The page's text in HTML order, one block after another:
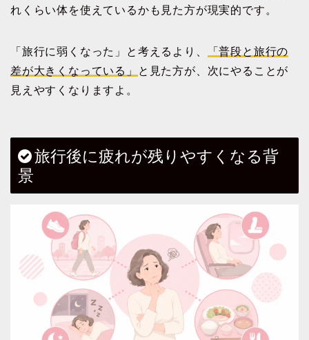
れくらい体を使えているかも見た方が現実的です。
「旅行に弱くなった」と考えるより、
「普段と旅行の
差が大きくなっている」
と見た方が、次にやることが
見えやすくなりますよ。
旅行後に疲れが残りやすくなる背
景